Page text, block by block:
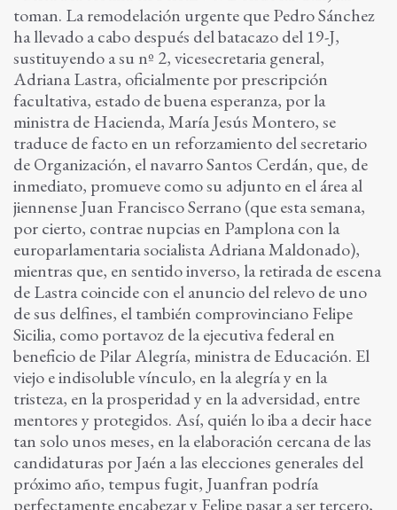
toman. La remodelación urgente que Pedro Sánchez
ha llevado a cabo después del batacazo del 19-J,
sustituyendo a su nº 2, vicesecretaria general,
Adriana Lastra, oficialmente por prescripción
facultativa, estado de buena esperanza, por la
ministra de Hacienda, María Jesús Montero, se
traduce de facto en un reforzamiento del secretario
de Organización, el navarro Santos Cerdán, que, de
inmediato, promueve como su adjunto en el área al
jiennense Juan Francisco Serrano (que esta semana,
por cierto, contrae nupcias en Pamplona con la
europarlamentaria socialista Adriana Maldonado),
mientras que, en sentido inverso, la retirada de escena
de Lastra coincide con el anuncio del relevo de uno
de sus delfines, el también comprovinciano Felipe
Sicilia, como portavoz de la ejecutiva federal en
beneficio de Pilar Alegría, ministra de Educación. El
viejo e indisoluble vínculo, en la alegría y en la
tristeza, en la prosperidad y en la adversidad, entre
mentores y protegidos. Así, quién lo iba a decir hace
tan solo unos meses, en la elaboración cercana de las
candidaturas por Jaén a las elecciones generales del
próximo año, tempus fugit, Juanfran podría
perfectamente encabezar y Felipe pasar a ser tercero,